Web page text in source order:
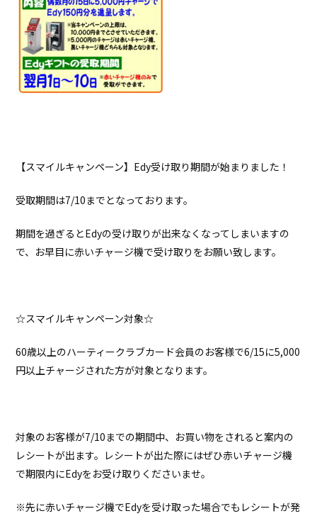
【スマイルキャンペーン】Edy受け取り期間が始まりました！
受取期間は7/10までとなっております。
期間を過ぎるとEdyの受け取りが出来なくなってしまいますの
で、お早目に赤いチャージ機で受け取りをお願い致します。
☆スマイルキャンペーン対象☆
60歳以上のハーティークラブカード会員のお客様で6/15に5,000
円以上チャージされた方が対象となります。
対象のお客様が7/10までの期間中、お買い物をされると案内の
レシートが出ます。レシートが出た際にはぜひ赤いチャージ機
で期限内にEdyをお受け取りくださいませ。
※先に赤いチャージ機でEdyを受け取った場合でもレシートが発